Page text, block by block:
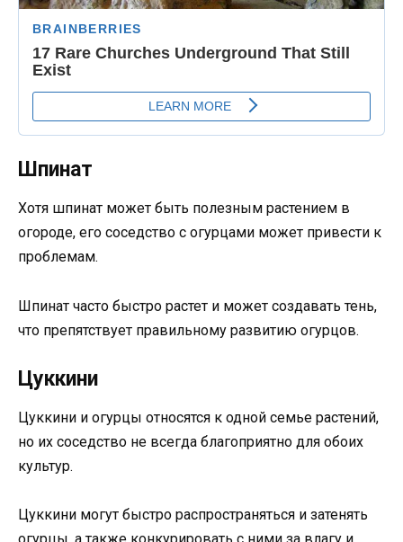
Шпинат
Хотя шпинат может быть полезным растением в
огороде, его соседство с огурцами может привести к
проблемам.
Шпинат часто быстро растет и может создавать тень,
что препятствует правильному развитию огурцов.
Цуккини
Цуккини и огурцы относятся к одной семье растений,
но их соседство не всегда благоприятно для обоих
культур.
Цуккини могут быстро распространяться и затенять